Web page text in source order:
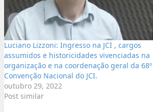
Luciano Lizzoni: Ingresso na JCI , cargos
assumidos e historicidades vivenciadas na
organização e na coordenação geral da 68º
Convenção Nacional do JCI.
outubro 29, 2022
Post similar